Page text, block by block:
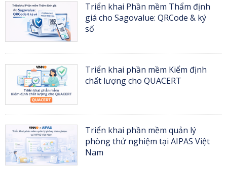
Triển khai Phần mềm Thẩm định
giá cho Sagovalue: QRCode & ký
số
Triển khai phần mềm Kiểm định
chất lượng cho QUACERT
Triển khai phần mềm quản lý
phòng thử nghiệm tại AIPAS Việt
Nam